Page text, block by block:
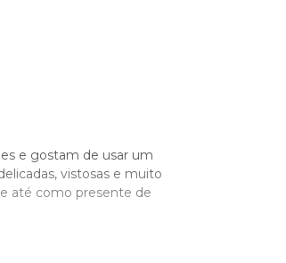
e gostam de usar um
vistosas e muito
até como presente de